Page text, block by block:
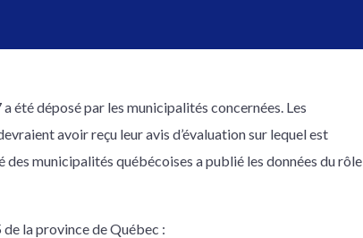
été déposé par les municipalités concernées. Les
avoir reçu leur avis d’évaluation sur lequel est
municipalités québécoises a publié les données du rôle
la province de Québec :